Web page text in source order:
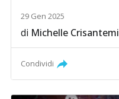
29 Gen 2025
di Michelle Crisantemi
Condividi